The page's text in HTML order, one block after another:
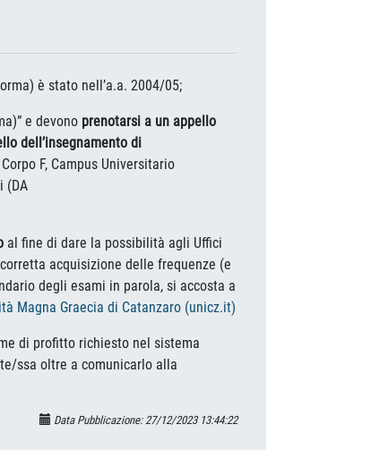
è stato nell’a.a. 2004/05;
e devono prenotarsi a un appello
dell’insegnamento di
F, Campus Universitario
(DA
al fine di dare la possibilità agli Uffici
acquisizione delle frequenze (e
degli esami in parola, si accosta a
Magna Graecia di Catanzaro (unicz.it)
di profitto richiesto nel sistema
ssa oltre a comunicarlo alla
Data Pubblicazione: 27/12/2023 13:44:22